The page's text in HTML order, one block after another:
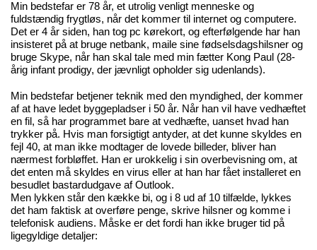
Min bedstefar er 78 år, et utrolig venligt menneske og
fuldstændig frygtløs, når det kommer til internet og computere.
Det er 4 år siden, han tog pc kørekort, og efterfølgende har han
insisteret på at bruge netbank, maile sine fødselsdagshilsner og
bruge Skype, når han skal tale med min fætter Kong Paul (28-
årig infant prodigy, der jævnligt opholder sig udenlands).
Min bedstefar betjener teknik med den myndighed, der kommer
af at have ledet byggepladser i 50 år. Når han vil have vedhæftet
en fil, så har programmet bare at vedhæfte, uanset hvad han
trykker på. Hvis man forsigtigt antyder, at det kunne skyldes en
fejl 40, at man ikke modtager de lovede billeder, bliver han
nærmest forbløffet. Han er urokkelig i sin overbevisning om, at
det enten må skyldes en virus eller at han har fået installeret en
besudlet bastardudgave af Outlook.
Men lykken står den kække bi, og i 8 ud af 10 tilfælde, lykkes
det ham faktisk at overføre penge, skrive hilsner og komme i
telefonisk audiens. Måske er det fordi han ikke bruger tid på
ligegyldige detaljer: